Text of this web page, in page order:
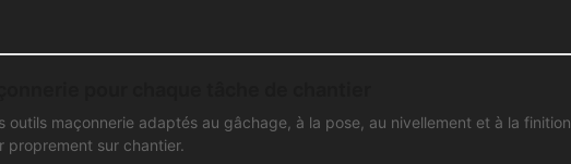
outils maçonnerie adaptés au gâchage, à la pose, au nivellement et à la finition
proprement sur chantier.